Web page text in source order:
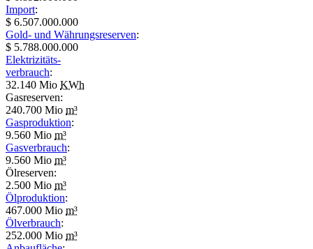
Import:
$ 6.507.000.000
Gold- und Währungsreserven:
$ 5.788.000.000
Elektrizitäts-
verbrauch:
32.140 Mio KWh
Gasreserven:
240.700 Mio m³
Gasproduktion:
9.560 Mio m³
Gasverbrauch:
9.560 Mio m³
Ölreserven:
2.500 Mio m³
Ölproduktion:
467.000 Mio m³
Ölverbrauch:
252.000 Mio m³